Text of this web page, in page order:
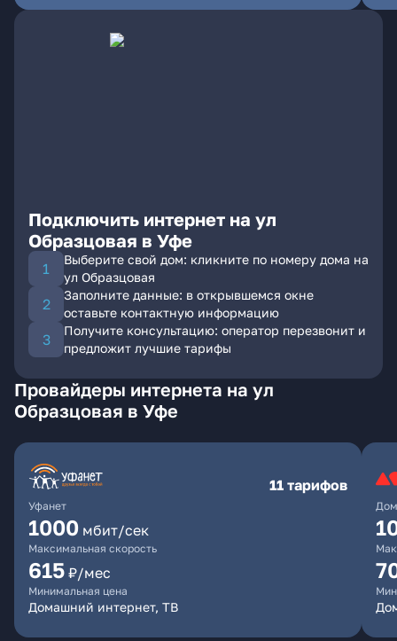
Подключить интернет на ул
Образцовая в Уфе
Выберите свой дом: кликните по номеру дома на
ул Образцовая
Заполните данные: в открывшемся окне
оставьте контактную информацию
Получите консультацию: оператор перезвонит и
предложит лучшие тарифы
Провайдеры интернета на ул
Образцовая в Уфе
Уфанет
11 тарифов
1000 мбит/сек
Максимальная скорость
615 ₽/мес
Минимальная цена
Домашний интернет, ТВ